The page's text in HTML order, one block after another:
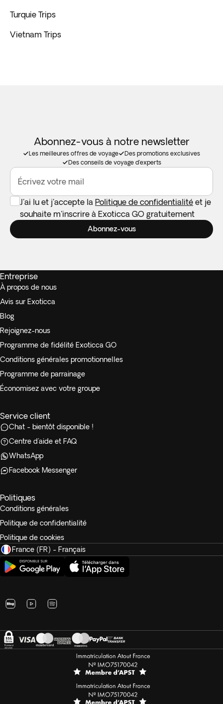
Turquie Trips
Vietnam Trips
Abonnez-vous à notre newsletter
Les meilleures offres de voyage
Des promotions exclusives
Des conseils de voyage d'experts
Écrivez votre mail
J'ai lu et j'accepte la Politique de confidentialité et je
souhaite m'inscrire à Exoticca GO gratuitement
Abonnez-vous
Entreprise
À propos de nous
Avis sur Exoticca
Blog
Rejoignez-nous
Programme de fidélité Exoticca GO
Conditions générales promotionnelles
Programme de parrainage
Économisez avec votre groupe
Service client
Chat - bientôt disponible !
Centre d'aide et FAQ
WhatsApp
Facebook Messenger
Politiques
Conditions générales
Politique de confidentialité
Politique de cookies
France (FR) - Français